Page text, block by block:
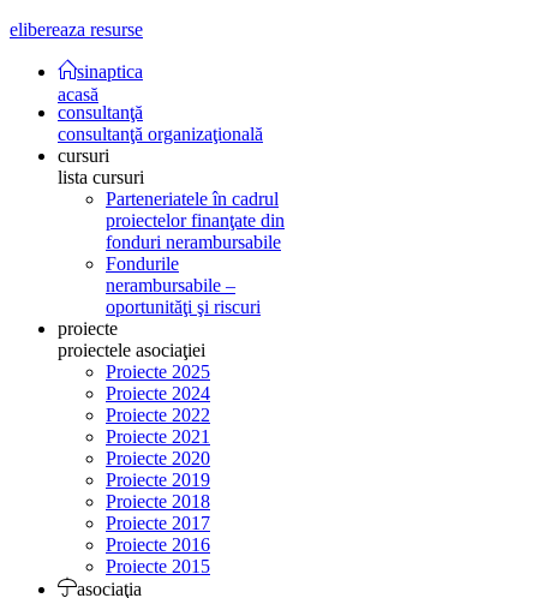
elibereaza resurse
sinaptica
acasă
consultanţă
consultanţă organizaţională
cursuri
lista cursuri
Parteneriatele în cadrul
proiectelor finanţate din
fonduri nerambursabile
Fondurile
nerambursabile –
oportunităţi şi riscuri
proiecte
proiectele asociaţiei
Proiecte 2025
Proiecte 2024
Proiecte 2022
Proiecte 2021
Proiecte 2020
Proiecte 2019
Proiecte 2018
Proiecte 2017
Proiecte 2016
Proiecte 2015
asociaţia